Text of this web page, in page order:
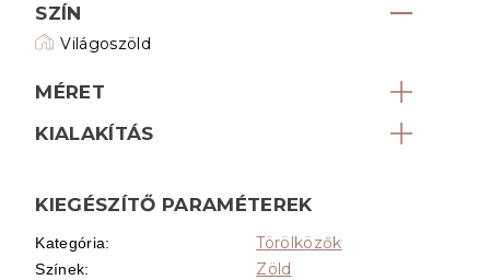
SZÍN
Világoszöld
MÉRET
KIALAKÍTÁS
KIEGÉSZÍTŐ PARAMÉTEREK
Kategória: Törölközők
Színek: Zöld